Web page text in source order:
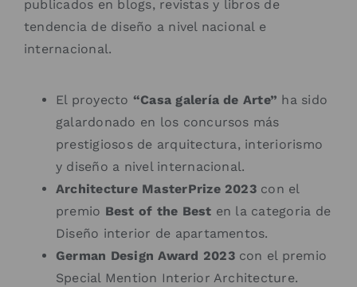
publicados en blogs, revistas y libros de
tendencia de diseño a nivel nacional e
internacional.
El proyecto “Casa galería de Arte” ha sido
galardonado en los concursos más
prestigiosos de arquitectura, interiorismo
y diseño a nivel internacional.
Architecture MasterPrize 2023con el
premio Best of the Best en la categoria de
Diseño interior de apartamentos.
German Design Award 2023con el premio
Special Mention Interior Architecture.